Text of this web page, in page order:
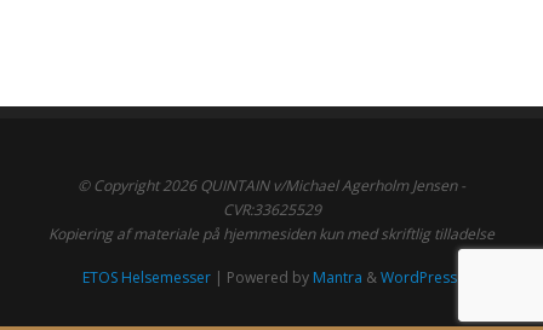
© Copyright 2026 QUINTAIN v/Michael Agerholm Jensen -
CVR:33625529
Kopiering af materiale på hjemmesiden kun med skriftlig tilladelse
ETOS Helsemesser | Powered by Mantra &WordPress.